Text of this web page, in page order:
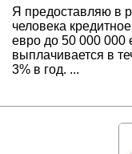
Я предоставляю в
человека
евро до 50 000 000
выплачивается в
3% в год. ...